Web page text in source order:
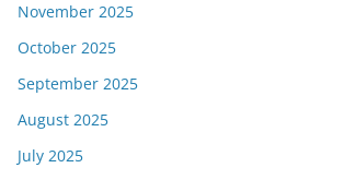
November 2025
October 2025
September 2025
August 2025
July 2025